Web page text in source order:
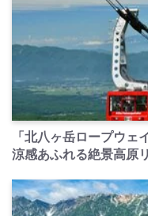
「北八ヶ岳ロープウェ
涼感あふれる絶景高原